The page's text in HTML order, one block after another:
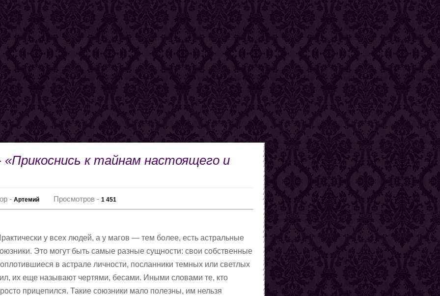
к тайнам настоящего и
-Артемий Просмотров -1 451
у всех людей, а у магов — тем более, есть астральные
Это могут быть самые разные сущности: свои собственные
в астрале личности, посланники темных или светлых
их еще называют чертями, бесами. Иными словами те, кто
прицепился. Такие союзники мало полезны, им нельзя